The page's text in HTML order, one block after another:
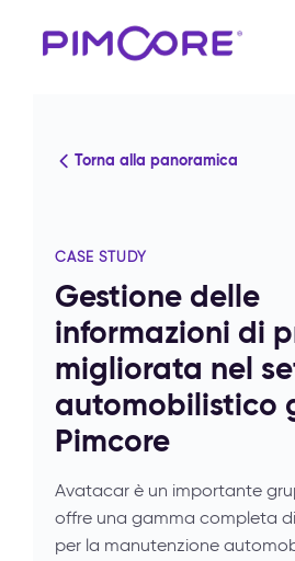
Torna alla panoramica
CASE STUDY
Gestione delle
informazioni di
migliorata nel
automobilistico
Pimcore
Avatacar è un importante
offre una gamma completa
per la manutenzione